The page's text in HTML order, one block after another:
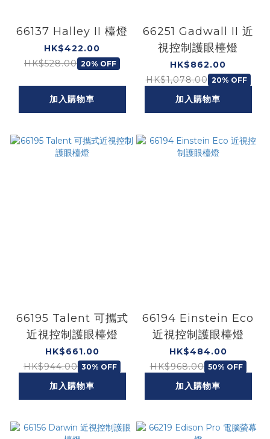
66137 Halley II 檯燈
HK$422.00
HK$528.00 20% OFF
加入購物車
66251 Gadwall II 近
視控制護眼檯燈
HK$862.00
HK$1,078.00 20% OFF
加入購物車
66195 Talent 可攜式
近視控制護眼檯燈
HK$661.00
HK$944.00 30% OFF
加入購物車
66194 Einstein Eco
近視控制護眼檯燈
HK$484.00
HK$968.00 50% OFF
加入購物車